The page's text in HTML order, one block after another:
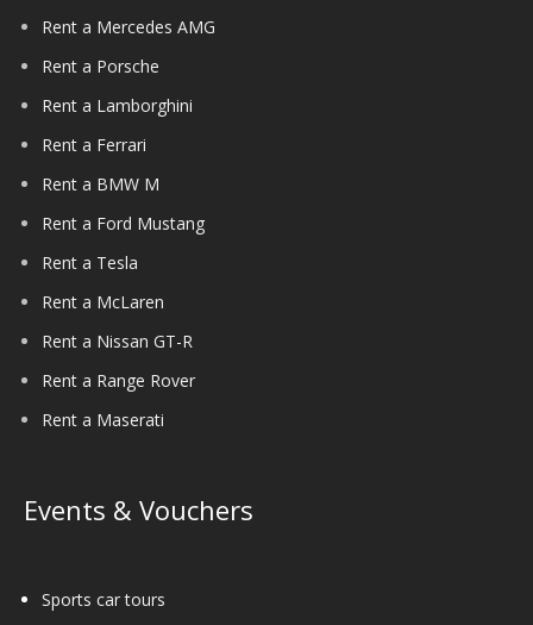
Rent a Mercedes AMG
Rent a Porsche
Rent a Lamborghini
Rent a Ferrari
Rent a BMW M
Rent a Ford Mustang
Rent a Tesla
Rent a McLaren
Rent a Nissan GT-R
Rent a Range Rover
Rent a Maserati
Events & Vouchers
Sports car tours